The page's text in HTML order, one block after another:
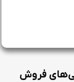
فروش